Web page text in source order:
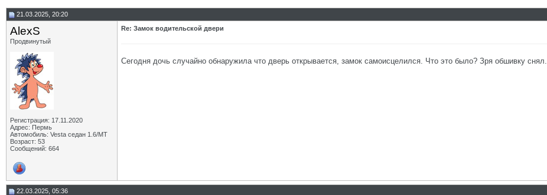
21.03.2025, 20:20
AlexS
Продвинутый
Регистрация: 17.11.2020
Адрес: Пермь
Автомобиль: Vesta седан 1.6/МТ
Возраст: 53
Сообщений: 664
Re: Замок водительской двери
Сегодня дочь случайно обнаружила что дверь открывается, замок самоисцелился. Что это было? Зря обшивку снял.
22.03.2025, 05:36